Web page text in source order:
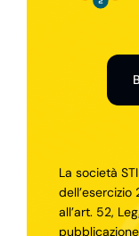
La società
all’art. 52,